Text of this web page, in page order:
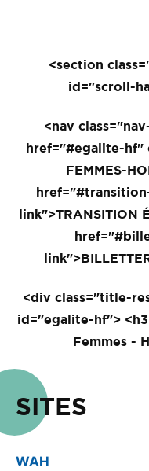
<section
id="scroll-
<nav
href="#egalite-hf"
FEMMES-
link">TRANSITION
<div class="title-
id="egalite-hf">
Femmes -
SITES
WAH